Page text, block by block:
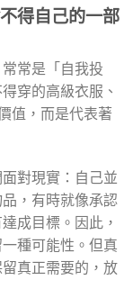
得自己的一部
常是「自我投
穿的高級衣服、
值，而是代表著
對現實：自己並
，有時就像承認
成目標。因此，
種可能性。但真
真正需要的，放